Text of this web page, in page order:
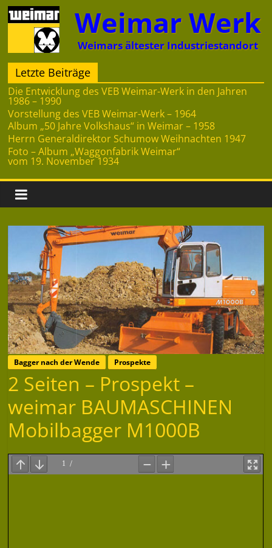
Zum
Inhalt
springen
Weimar Werk
Weimars ältester Industriestandort
Letzte Beiträge
Die Entwicklung des VEB Weimar-Werk in den Jahren
1986 – 1990
Vorstellung des VEB Weimar-Werk – 1964
Album „50 Jahre Volkshaus“ in Weimar – 1958
Herrn Generaldirektor Schumow Weihnachten 1947
Foto – Album „Waggonfabrik Weimar“
vom 19. November 1934
Bagger nach der Wende Prospekte
2 Seiten – Prospekt –
weimar BAUMASCHINEN
Mobilbagger M1000B